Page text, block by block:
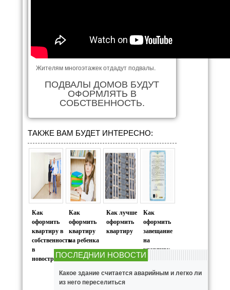
Жителям многоэтажек отдадут подвалы.
ПОДВАЛЫ ДОМОВ БУДУТ
ОФОРМЛЯТЬ В
СОБСТВЕННОСТЬ.
ТАКЖЕ ВАМ БУДЕТ ИНТЕРЕСНО:
Как
оформить
квартиру в
собственность
в
новостройке
Как
оформить
квартиру
на ребенка
Как лучше
оформить
квартиру
Как
оформить
завещание
на
квартиру
ПОСЛЕДНИИ НОВОСТИ
Какое здание считается аварийным и легко ли
из него переселиться